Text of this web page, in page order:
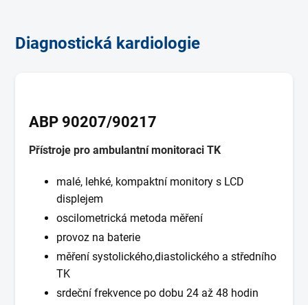
Diagnostická kardiologie
ABP 90207/90217
Přístroje pro ambulantní monitoraci TK
malé, lehké, kompaktní monitory s LCD
displejem
oscilometrická metoda měření
provoz na baterie
měření systolického,diastolického a středního
TK
srdeční frekvence po dobu 24 až 48 hodin